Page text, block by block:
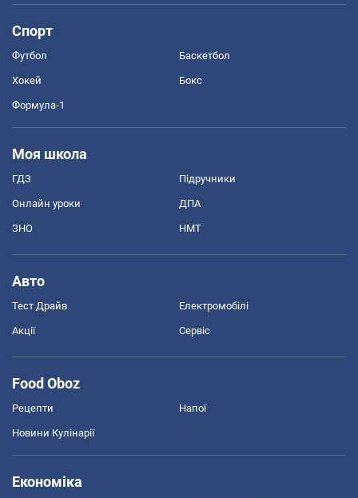
Спорт
Футбол Баскетбол
Хокей Бокс
Формула-1
Моя школа
ГДЗ Підручники
Онлайн уроки ДПА
ЗНО НМТ
Авто
Тест Драйв Електромобілі
Акції Сервіс
Food Oboz
Рецепти Напої
Новини Кулінарії
Економіка